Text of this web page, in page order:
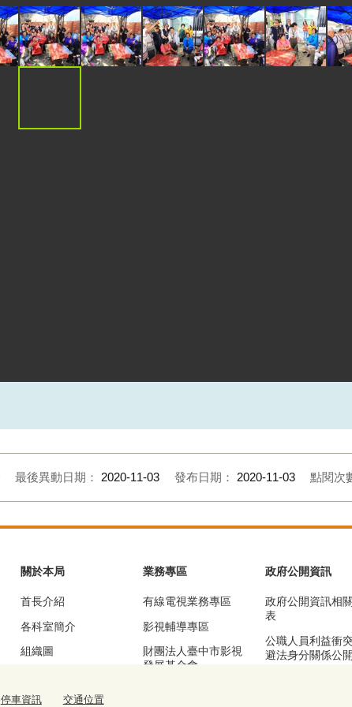
最後異動日期： 2020-11-03 發布日期： 2020-11-03 點閱次
關於本局
首長介紹
各科室簡介
組織圖
交通位置
業務專區
有線電視業務專區
影視輔導專區
財團法人臺中市影視
發展基金會
政府公開資訊
政府公開資訊相
表
公職人員利益衝
避法身分關係公
停車資訊 交通位置